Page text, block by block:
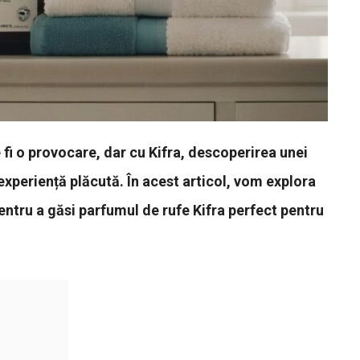
o provocare, dar cu Kifra, descoperirea unei
plăcută. În acest articol, vom explora
a găsi parfumul de rufe Kifra perfect pentru